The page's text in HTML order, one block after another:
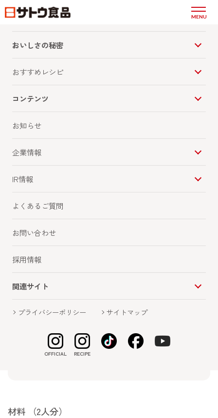
MENU
ひき肉とひよこ豆のカレー
18.3g 炭水化物
3.1g
材料 （2人分）
商品情報
おいしさの秘密
おすすめレシピ
コンテンツ
お知らせ
企業情報
IR情報
よくあるご質問
お問い合わせ
採用情報
関連サイト
プライバシーポリシー サイトマップ
OFFICIAL RECIPE